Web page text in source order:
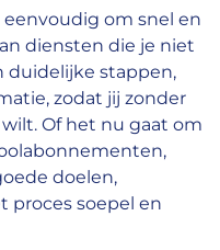
om snel en
diensten die je niet
duidelijke stappen,
zodat jij zonder
Of het nu gaat om
doelen,
proces soepel en